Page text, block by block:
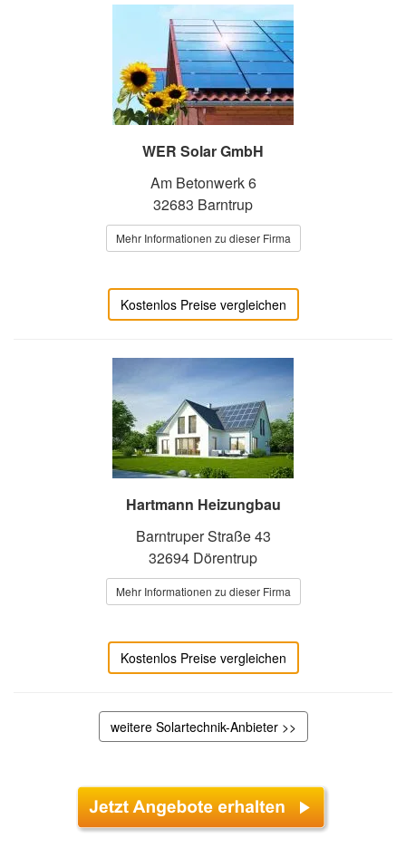
WER Solar GmbH
Am Betonwerk 6
32683 Barntrup
Mehr Informationen zu dieser Firma
Kostenlos Preise vergleichen
Hartmann Heizungbau
Barntruper Straße 43
32694 Dörentrup
Mehr Informationen zu dieser Firma
Kostenlos Preise vergleichen
weitere Solartechnik-Anbieter >>